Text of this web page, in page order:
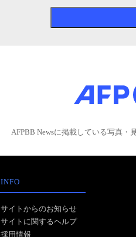
AFPBB Newsに掲載している写真・
INFO
サイトからのお知らせ
サイトに関するヘルプ
採用情報